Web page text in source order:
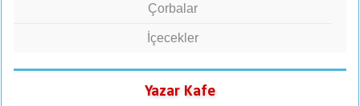
Çorbalar
İçecekler
Yazar Kafe